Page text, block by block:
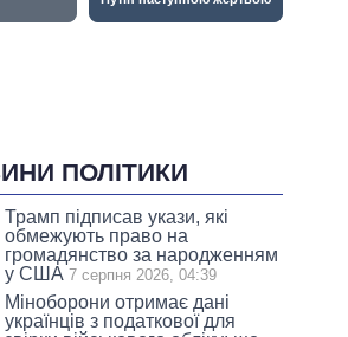
ПОЛІТИКИ
Трамп підписав укази, які
обмежують право на
громадянство за народженням
у США 7 серпня 2026, 04:39
Міноборони отримає дані
українців з податкової для